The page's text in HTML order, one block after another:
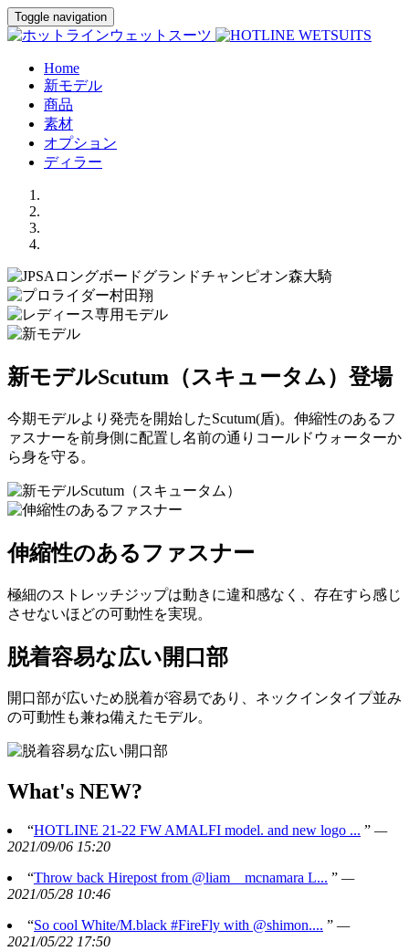
Toggle navigation
Home
新モデル
商品
素材
オプション
ディラー
新モデルScutum（スキュータム）登場
今期モデルより発売を開始したScutum(盾)。伸縮性のあるフ
ァスナーを前身側に配置し名前の通りコールドウォーターか
ら身を守る。
伸縮性のあるファスナー
極細のストレッチジップは動きに違和感なく、存在すら感じ
させないほどの可動性を実現。
脱着容易な広い開口部
開口部が広いため脱着が容易であり、ネックインタイプ並み
の可動性も兼ね備えたモデル。
What's NEW?
“HOTLINE 21-22 FW AMALFI model. and new logo ... ” —
2021/09/06 15:20
“Throw back Hirepost from @liam__mcnamara L... ” —
2021/05/28 10:46
“So cool White/M.black #FireFly with @shimon.... ” —
2021/05/22 17:50